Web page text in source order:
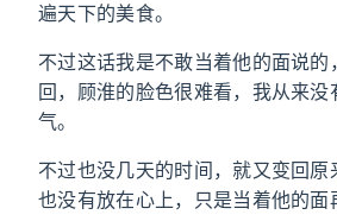
遍天下的美食。
不过这话我是不敢当着他的面说的
回，顾淮的脸色很难看，我从来没
气。
不过也没几天的时间，就又变回
也没有放在心上，只是当着他的面